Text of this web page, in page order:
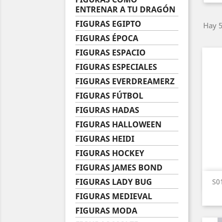
ENTRENAR A TU DRAGÓN
FIGURAS EGIPTO
FIGURAS ÉPOCA
FIGURAS ESPACIO
FIGURAS ESPECIALES
FIGURAS EVERDREAMERZ
FIGURAS FÚTBOL
FIGURAS HADAS
FIGURAS HALLOWEEN
FIGURAS HEIDI
FIGURAS HOCKEY
FIGURAS JAMES BOND
FIGURAS LADY BUG
FIGURAS MEDIEVAL
FIGURAS MODA
Hay